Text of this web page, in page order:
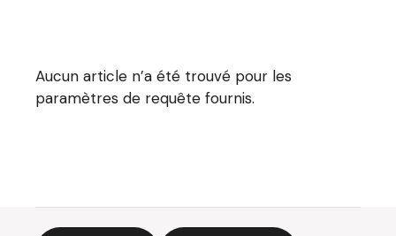
Aucun article n’a été trouvé pour les
paramètres de requête fournis.